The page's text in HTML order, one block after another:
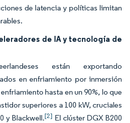
de latencia y políticas limitan
de IA y tecnología de
están exportando
en enfriamiento por inmersión
hasta en un 90%, lo que
superiores a 100 kW, cruciales
y Blackwell.[2] El clúster DGX B200